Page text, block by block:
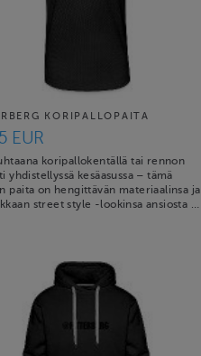
KORIPALLOPAITA
EUR
koripallokentällä tai rennon
yhdistellyssä kesäasussa – tämä
paita on hengittävän materiaalinsa ja
street style -lookinsa ansiosta …